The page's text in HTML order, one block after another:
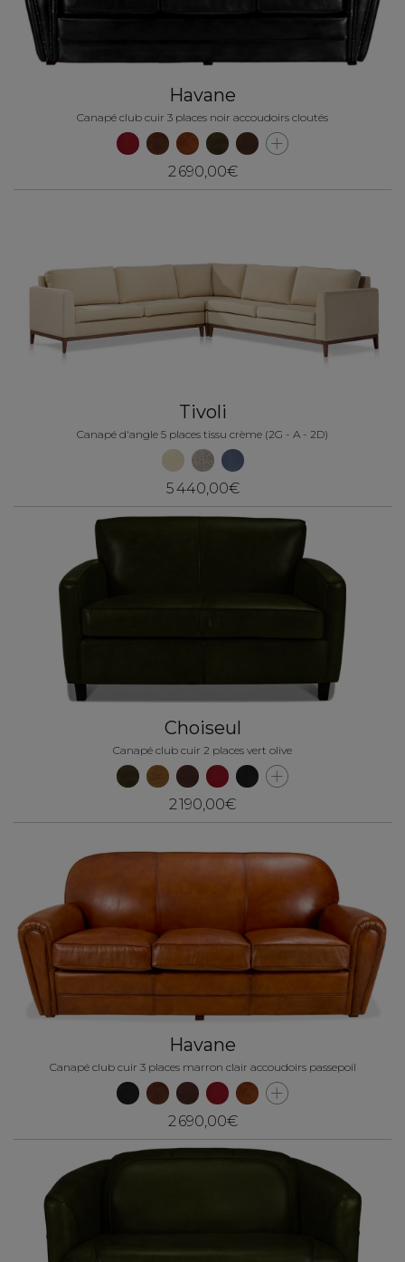
Havane
Canapé club cuir 3 places noir accoudoirs cloutés
2 690,00€
Tivoli
Canapé d'angle 5 places tissu crème (2G - A - 2D)
5 440,00€
Choiseul
Canapé club cuir 2 places vert olive
2 190,00€
Havane
Canapé club cuir 3 places marron clair accoudoirs passepoil
2 690,00€